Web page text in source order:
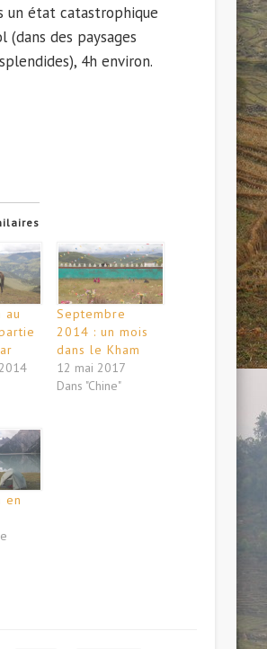
un état catastrophique
(dans des paysages
4h environ.
au
Septembre
2014 : un mois
dans le Kham
12 mai 2017
Dans "Chine"
en